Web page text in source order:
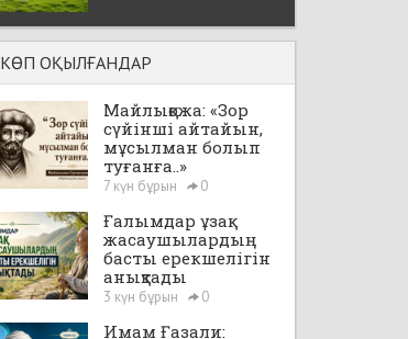
КӨП ОҚЫЛҒАНДАР
Майлықожа: «Зор
сүйінші айтайын,
мұсылман болып
туғанға..»
7 күн бұрын 0
Ғалымдар ұзақ
жасаушылардың
басты ерекшелігін
анықтады
3 күн бұрын 0
Имам Ғазали: